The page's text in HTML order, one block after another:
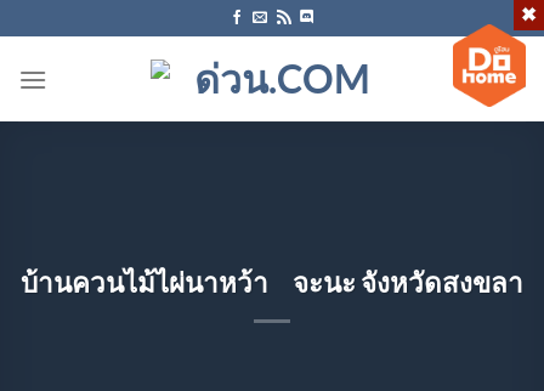
ไป
บ้านควนไม้ไผ่นาหว้า จะนะ จังหวัดสงขลา